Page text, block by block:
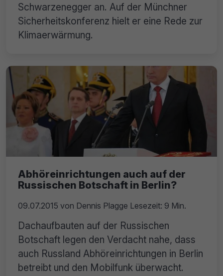
Schwarzenegger an. Auf der Münchner
Sicherheitskonferenz hielt er eine Rede zur
Klimaerwärmung.
Abhöreinrichtungen auch auf der
Russischen Botschaft in Berlin?
09.07.2015 von Dennis Plagge Lesezeit: 9 Min.
Dachaufbauten auf der Russischen
Botschaft legen den Verdacht nahe, dass
auch Russland Abhöreinrichtungen in Berlin
betreibt und den Mobilfunk überwacht.